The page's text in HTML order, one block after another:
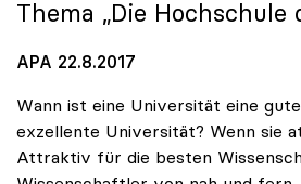
Thema „Die
APA 22.8.2017
Wann ist eine Universität eine
exzellente Universität? Wenn sie
Attraktiv für die besten